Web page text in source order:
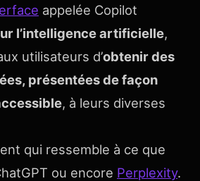
appelée Copilot
l’intelligence artificielle,
utilisateurs d’obtenir des
présentées de façon
, à leurs diverses
qui ressemble à ce que
ou encore Perplexity.